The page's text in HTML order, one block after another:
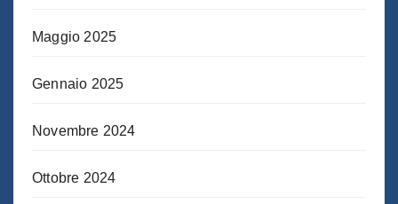
Maggio 2025
Gennaio 2025
Novembre 2024
Ottobre 2024